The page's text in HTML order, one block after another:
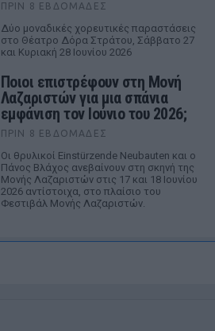
ΠΡΙΝ 8 ΕΒΔΟΜΆΔΕΣ
Δύο μοναδικές χορευτικές παραστάσεις
στο Θέατρο Δόρα Στράτου, Σάββατο 27
και Κυριακή 28 Ιουνίου 2026
Ποιοι επιστρέφουν στη Μονή
Λαζαριστών για μια σπάνια
εμφάνιση τον Ιούνιο του 2026;
ΠΡΙΝ 8 ΕΒΔΟΜΆΔΕΣ
Οι θρυλικοί Einstürzende Neubauten και ο
Πάνος Βλάχος ανεβαίνουν στη σκηνή της
Μονής Λαζαριστών στις 17 και 18 Ιουνίου
2026 αντίστοιχα, στο πλαίσιο του
Φεστιβάλ Μονής Λαζαριστών.